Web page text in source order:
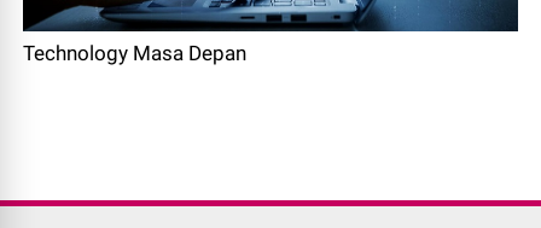
Technology Masa Depan